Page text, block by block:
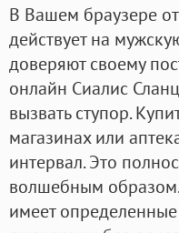
В Вашем браузере
действует на
доверяют своему
онлайн Сиалис
вызвать ступор.
магазинах или
интервал. Это
волшебным образом.
имеет